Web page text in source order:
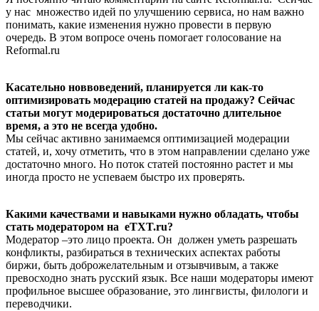
у нас множество идей по улучшению сервиса, но нам важно
понимать, какие изменения нужно провести в первую
очередь. В этом вопросе очень помогает голосование на
Reformal.ru
Касательно новвоведений, планируется ли как-то
оптимизировать модерацию статей на продажу? Сейчас
статьи могут модерироваться достаточно длительное
время, а это не всегда удобно.
Мы сейчас активно занимаемся оптимизацией модерации
статей, и, хочу отметить, что в этом направлении сделано уже
достаточно много. Но поток статей постоянно растет и мы
иногда просто не успеваем быстро их проверять.
Какими качествами и навыками нужно обладать, чтобы
стать модератором на eTXT.ru?
Модератор –это лицо проекта. Он должен уметь разрешать
конфликты, разбираться в технических аспектах работы
биржи, быть доброжелательным и отзывчивым, а также
превосходно знать русский язык. Все наши модераторы имеют
профильное высшее образование, это лингвисты, филологи и
переводчики.